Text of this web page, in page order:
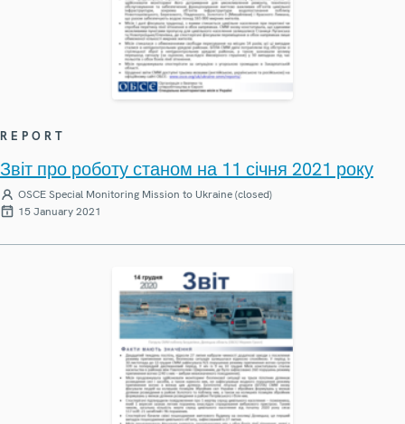
REPORT
Звіт про роботу станом на 11 січня 2021 року
OSCE Special Monitoring Mission to Ukraine (closed)
15 January 2021